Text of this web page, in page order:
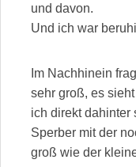
und davon.
Und ich war
Im Nachhinein
sehr groß, es
ich direkt dahinter
Sperber mit der
groß wie der